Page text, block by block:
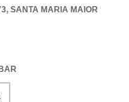
, SANTA MARIA MAIOR